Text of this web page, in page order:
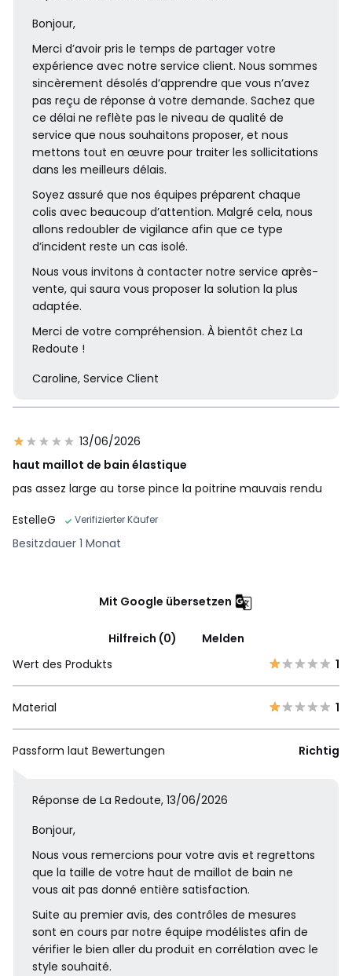
Bonjour,
Merci d’avoir pris le temps de partager votre
expérience avec notre service client. Nous sommes
sincèrement désolés d’apprendre que vous n’avez
pas reçu de réponse à votre demande. Sachez que
ce délai ne reflète pas le niveau de qualité de
service que nous souhaitons proposer, et nous
mettons tout en œuvre pour traiter les sollicitations
dans les meilleurs délais.
Soyez assuré que nos équipes préparent chaque
colis avec beaucoup d’attention. Malgré cela, nous
allons redoubler de vigilance afin que ce type
d’incident reste un cas isolé.
Nous vous invitons à contacter notre service après-
vente, qui saura vous proposer la solution la plus
adaptée.
Merci de votre compréhension. À bientôt chez La
Redoute !
Caroline, Service Client
13/06/2026
haut maillot de bain élastique
pas assez large au torse pince la poitrine mauvais rendu
EstelleG
Verifizierter Käufer
Besitzdauer 1 Monat
Mit Google übersetzen
Hilfreich (0)
Melden
Wert des Produkts
1
Material 1
Passform laut Bewertungen Richtig
Réponse de La Redoute, 13/06/2026
Bonjour,
Nous vous remercions pour votre avis et regrettons
que la taille de votre haut de maillot de bain ne
vous ait pas donné entière satisfaction.
Suite au premier avis, des contrôles de mesures
sont en cours par notre équipe modélistes afin de
vérifier le bien aller du produit en corrélation avec le
style souhaité.